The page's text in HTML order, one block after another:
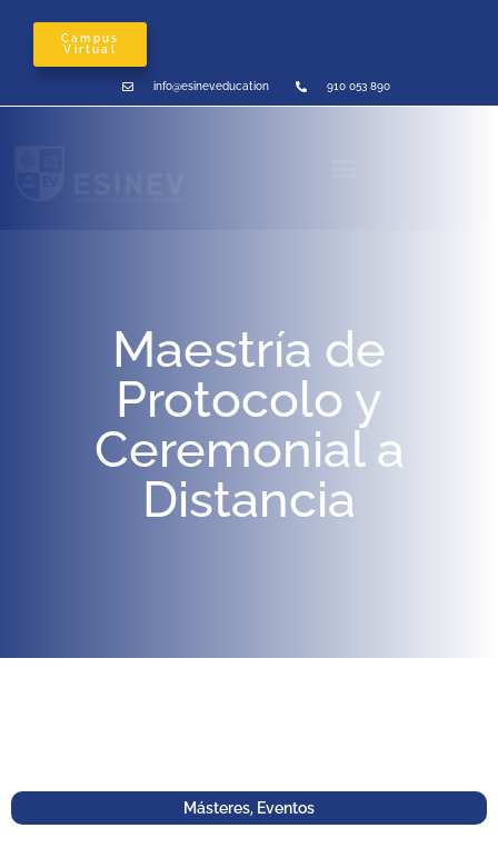
Campus
Virtual
info@esinev.education 910 053 890
Maestría de
Protocolo y
Ceremonial a
Distancia
Másteres, Eventos